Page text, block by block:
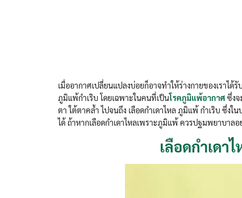
เมื่ออากาศเปลี่ยนแปลงบ่อยก็อาจทำให้ร่างกายของเราไ
ภูมิแพ้กำเริบ โดยเฉพาะในคนที่เป็นโรคภูมิแพ้อากาศซึ่ง
ตา ใต้ตาคล้ำ ไปจนถึง เลือดกำเดาไหล ภูมิแพ้ กำเริบ ซึ่ง
ได้ ถ้าหากเลือดกำเดาไหลเพราะภูมิแพ้ ควรปฐมพยาบาลอ
เลือดกำเดา